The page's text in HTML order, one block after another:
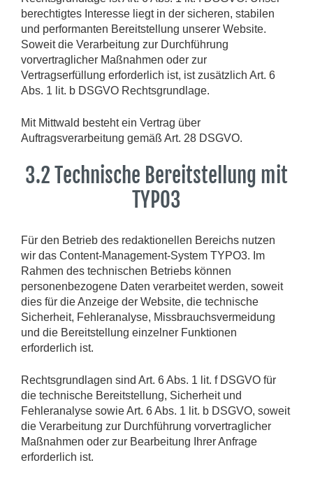
berechtigtes Interesse liegt in der sicheren, stabilen
und performanten Bereitstellung unserer Website.
Soweit die Verarbeitung zur Durchführung
vorvertraglicher Maßnahmen oder zur
Vertragserfüllung erforderlich ist, ist zusätzlich Art. 6
Abs. 1 lit. b DSGVO Rechtsgrundlage.
Mit Mittwald besteht ein Vertrag über
Auftragsverarbeitung gemäß Art. 28 DSGVO.
3.2 Technische Bereitstellung mit
TYPO3
Für den Betrieb des redaktionellen Bereichs nutzen
wir das Content-Management-System TYPO3. Im
Rahmen des technischen Betriebs können
personenbezogene Daten verarbeitet werden, soweit
dies für die Anzeige der Website, die technische
Sicherheit, Fehleranalyse, Missbrauchsvermeidung
und die Bereitstellung einzelner Funktionen
erforderlich ist.
Rechtsgrundlagen sind Art. 6 Abs. 1 lit. f DSGVO für
die technische Bereitstellung, Sicherheit und
Fehleranalyse sowie Art. 6 Abs. 1 lit. b DSGVO, soweit
die Verarbeitung zur Durchführung vorvertraglicher
Maßnahmen oder zur Bearbeitung Ihrer Anfrage
erforderlich ist.